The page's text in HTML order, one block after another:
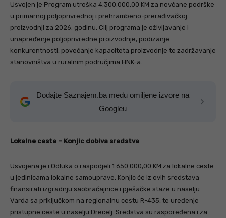
Usvojen je Program utroška 4.300.000,00 KM za novčane podrške
u primarnoj poljoprivrednoj i prehrambeno-prerađivačkoj
proizvodnji za 2026. godinu. Cilj programa je oživljavanje i
unapređenje poljoprivredne proizvodnje, podizanje
konkurentnosti, povećanje kapaciteta proizvodnje te zadržavanje
stanovništva u ruralnim područjima HNK-a.
Dodajte Saznajem.ba među omiljene izvore na
Googleu
Lokalne ceste – Konjic dobiva sredstva
Usvojena je i Odluka o raspodjeli 1.650.000,00 KM za lokalne ceste
u jedinicama lokalne samouprave. Konjic će iz ovih sredstava
finansirati izgradnju saobraćajnice i pješačke staze u naselju
Varda sa priključkom na regionalnu cestu R-435, te uređenje
pristupne ceste u naselju Drecelj. Sredstva su raspoređena i za